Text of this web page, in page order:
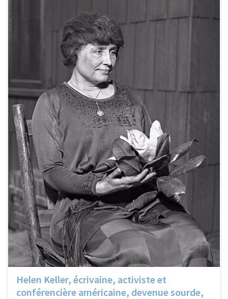
Helen Keller, écrivaine, activiste et
conférencière américaine, devenue sourde,